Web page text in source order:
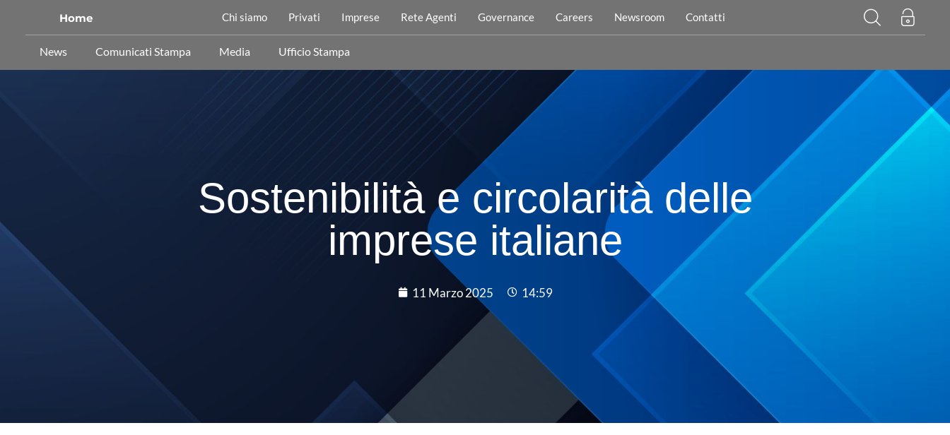
Home Chi siamo Privati Imprese Rete Agenti Governance Careers Newsroom Contatti
News Comunicati Stampa Media Ufficio Stampa
Sostenibilità e circolarità delle
imprese italiane
11 Marzo 2025 14:59